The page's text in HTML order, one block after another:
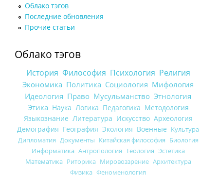
Облако тэгов
Последние обновления
Прочие статьи
Облако тэгов
История Философия Психология Религия
Экономика Политика Социология Мифология
Идеология Право Мусульманство Этнология
Этика Наука Логика Педагогика Методология
Языкознание Литература Искусство Археология
Демография География Экология Военные Культура
Дипломатия Документы Китайская философия Биология
Информатика Антропология Теология Эстетика
Математика Риторика Мировоззрение Архитектура
Физика Феноменология